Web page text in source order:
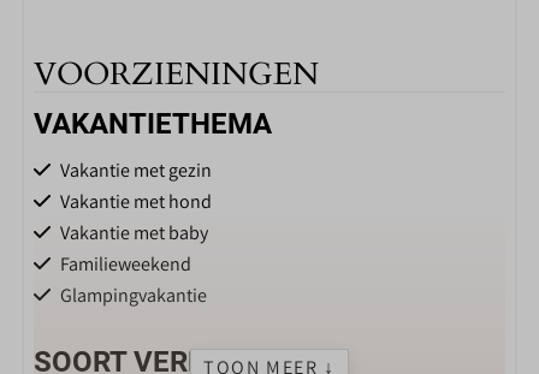
VOORZIENINGEN
VAKANTIETHEMA
Vakantie met gezin
Vakantie met hond
Vakantie met baby
Familieweekend
Glampingvakantie
SOORT VERBLIJFTOON MEER ↓